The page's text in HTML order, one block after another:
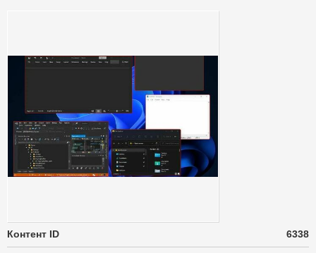
Контент ID 6338